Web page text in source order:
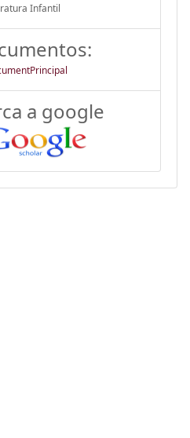
Infantil
a google